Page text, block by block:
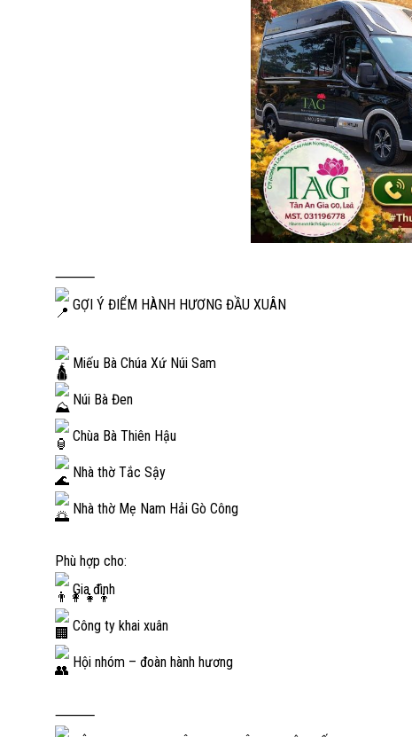
⸻
GỢI Ý ĐIỂM HÀNH HƯƠNG ĐẦU XUÂN
Miếu Bà Chúa Xứ Núi Sam
Núi Bà Đen
Chùa Bà Thiên Hậu
Nhà thờ Tắc Sậy
Nhà thờ Mẹ Nam Hải Gò Công
Phù hợp cho:
Gia đình
Công ty khai xuân
Hội nhóm – đoàn hành hương
⸻